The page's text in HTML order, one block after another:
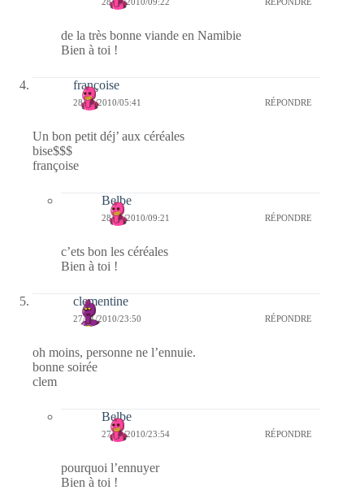
de la très bonne viande en Namibie
Bien à toi !
françoise
28/01/2010/05:41 RÉPONDRE
Un bon petit déj’ aux céréales
bise$$$
françoise
Belbe
28/01/2010/09:21 RÉPONDRE
c’ets bon les céréales
Bien à toi !
clementine
27/01/2010/23:50 RÉPONDRE
oh moins, personne ne l’ennuie.
bonne soirée
clem
Belbe
27/01/2010/23:54 RÉPONDRE
pourquoi l’ennuyer
Bien à toi !